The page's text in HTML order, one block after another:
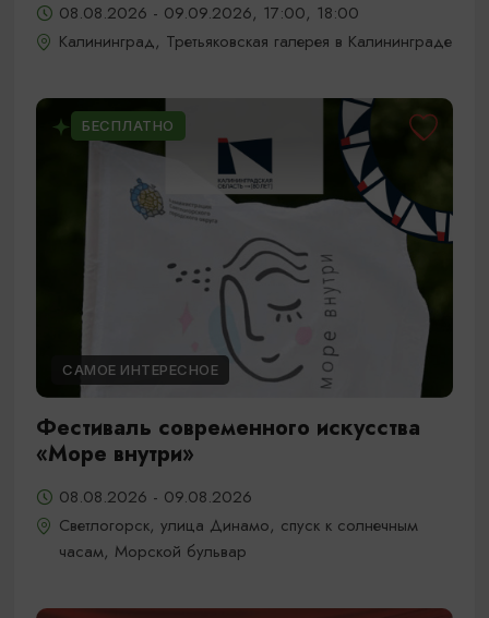
08.08.2026 - 09.09.2026, 17:00, 18:00
Калининград, Третьяковская галерея в Калининграде
БЕСПЛАТНО
САМОЕ ИНТЕРЕСНОЕ
Фестиваль современного искусства
«Море внутри»
08.08.2026 - 09.08.2026
Светлогорск, улица Динамо, спуск к солнечным
часам, Морской бульвар